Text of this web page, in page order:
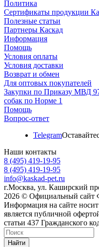
Политика
Сертификаты продукции
Полезные статьи
Партнеры Каскад
Информация
Помощь
Условия оплаты
Условия доставки
Возврат и обмен
Для оптовых покупателей
Закупки по Приказу МВД
собак по Норме 1
Помощь
Вопрос-ответ
Telegram
Наши контакты
8 (495) 419-19-95
8 (495) 419-19-95
info@kaskad-pet.ru
г.Москва, ул. Каширский
2026 © Официальный сайт
Информация на сайте
является публичной
статьи 437 Гражданского
Найти